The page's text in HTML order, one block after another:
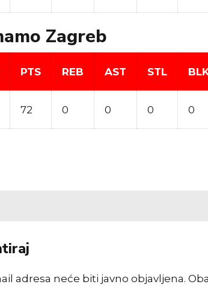
Zagreb
PTS REB AST STL
72 0 0 0 0
adresa neće biti javno objavljena.